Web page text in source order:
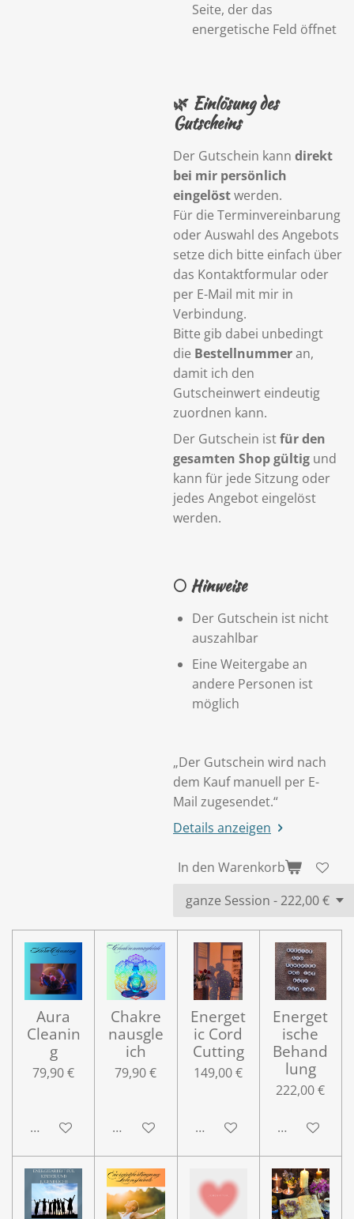
Seite, der das
energetische Feld öffnet
🌿 Einlösung des
Gutscheins
Der Gutschein kann direkt
bei mir persönlich
eingelöstwerden.
Für die Terminvereinbarung
oder Auswahl des Angebots
setze dich bitte einfach über
das Kontaktformular oder
per E-Mail mit mir in
Verbindung.
Bitte gib dabei unbedingt
die Bestellnummeran,
damit ich den
Gutscheinwert eindeutig
zuordnen kann.
Der Gutschein istfür den
gesamten Shop gültig und
kann für jede Sitzung oder
jedes Angebot eingelöst
werden.
🌕 Hinweise
Der Gutschein ist nicht
auszahlbar
Eine Weitergabe an
andere Personen ist
möglich
„Der Gutschein wird nach
dem Kauf manuell per E-
Mail zugesendet.“
Details anzeigen
In den Warenkorb
Aura
Cleanin
g
79,90 €
In den Warenkorb
Chakre
nausgle
ich
79,90 €
In den Warenkorb
Energet
ic Cord
Cutting
149,00 €
In den Warenkorb
Energet
ische
Behand
lung
222,00 €
In den